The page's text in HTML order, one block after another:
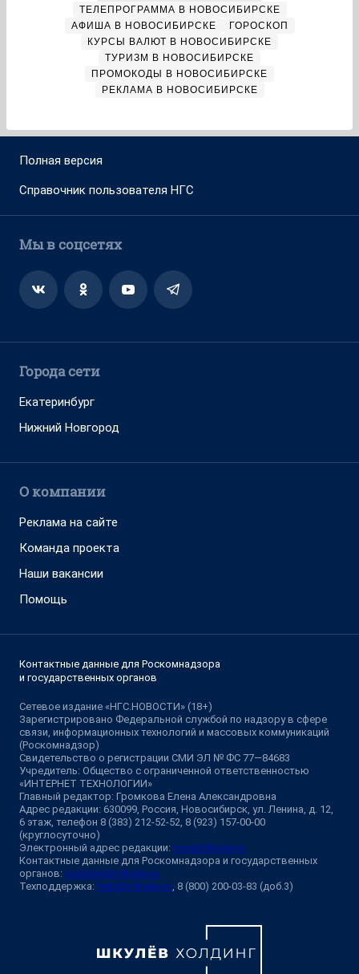
ТЕЛЕПРОГРАММА В НОВОСИБИРСКЕ
АФИША В НОВОСИБИРСКЕ
ГОРОСКОП
КУРСЫ ВАЛЮТ В НОВОСИБИРСКЕ
ТУРИЗМ В НОВОСИБИРСКЕ
ПРОМОКОДЫ В НОВОСИБИРСКЕ
РЕКЛАМА В НОВОСИБИРСКЕ
Полная версия
Справочник пользователя НГС
Мы в соцсетях
Города сети
Екатеринбург
Нижний Новгород
О компании
Реклама на сайте
Команда проекта
Наши вакансии
Помощь
Контактные данные для Роскомнадзора
и государственных органов
Сетевое издание «НГС.НОВОСТИ» (18+)
Зарегистрировано Федеральной службой по надзору в сфере
связи, информационных технологий и массовых коммуникаций
(Роскомнадзор)
Свидетельство о регистрации СМИ ЭЛ № ФС 77—84683
Учредитель: Общество с ограниченной ответственностью
«ИНТЕРНЕТ ТЕХНОЛОГИИ»
Главный редактор: Громкова Елена Александровна
Адрес редакции: 630099, Россия, Новосибирск, ул. Ленина, д. 12,
6 этаж, телефон 8 (383) 212-52-52, 8 (923) 157-00-00
(круглосуточно)
Электронный адрес редакции: ngs@shkulev.ru
Контактные данные для Роскомнадзора и государственных
органов: juristnsk@shkulev.ru
Техподдержка: help@shkulev.ru, 8 (800) 200-03-83 (доб.3)